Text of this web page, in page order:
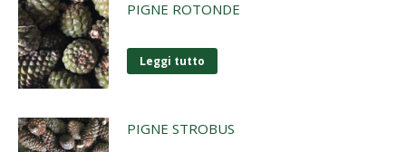
PIGNE ROTONDE
Leggi tutto
PIGNE STROBUS